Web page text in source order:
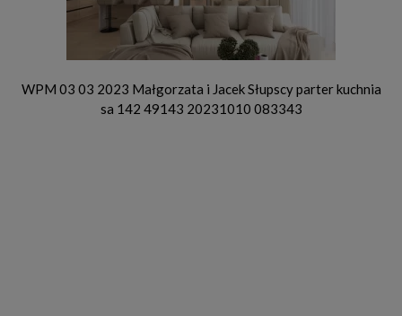
WPM 03 03 2023 Małgorzata i Jacek Słupscy parter kuchnia
sa 142 49143 20231010 083343